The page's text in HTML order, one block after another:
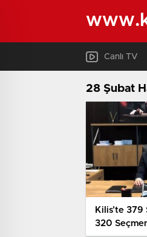
Canlı TV
28 Şubat
Kilis’te 379
320